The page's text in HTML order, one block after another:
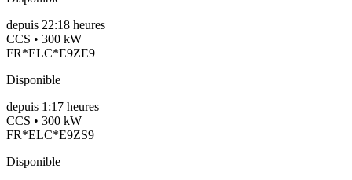
depuis 22:18 heures
CCS • 300 kW
FR*ELC*E9ZE9
Disponible
depuis 1:17 heures
CCS • 300 kW
FR*ELC*E9ZS9
Disponible